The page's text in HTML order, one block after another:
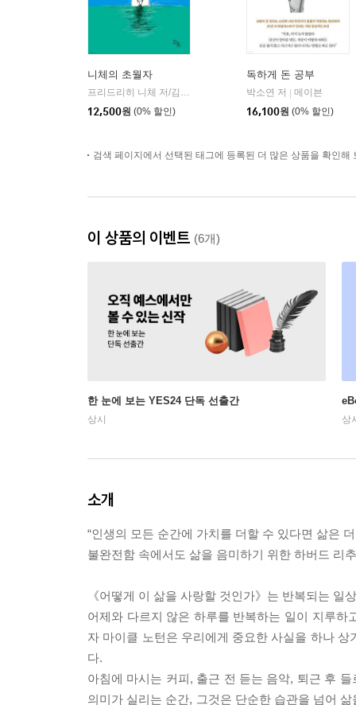
니체의 초월자
프리드리히 니체 저/김철 편역
12,500원 (0% 할인)
독하게 돈 공부
박소연 저
메이븐
16,100원 (0% 할인)
검색 페이지에서 선택된 태그에 등록된 더 많은 상품을 확인해
이 상품의 이벤트 (6개)
한 눈에 보는 YES24 단독 선출간
상시 상
소개
“인생의 모든 순간에 가치를 더할 수 있다면 삶은
불완전함 속에서도 삶을 음미하기 위한 하버드 리
《어떻게 이 삶을 사랑할 것인가》는 반복되는
어제와 다르지 않은 하루를 반복하는 일이 지루
자 마이클 노턴은 우리에게 중요한 사실을 하나
다.
아침에 마시는 커피, 출근 전 듣는 음악, 퇴근 후
의미가 실리는 순간, 그것은 단순한 습관을 넘어 삶